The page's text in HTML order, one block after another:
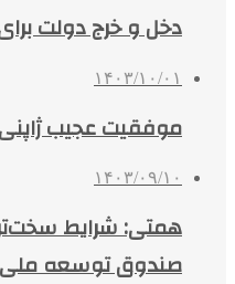
دخل و خرج دولت برای سال
۱۴۰۳/۱۰/۰۱
موفقیت عجیب
۱۴۰۳/۰۹/۱۰
همتی: شرایط سخت‌تر
صندوق توسعه ملی